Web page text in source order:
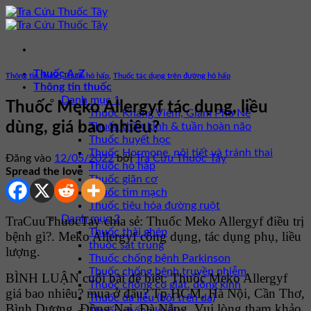
Bỏ
qua
dung
Thuốc A-Z
Thông tin thuốc
Danh mục 1
Thuốc Kháng Viêm, Giảm Phù Nề
Thuốc thần kinh & tuần hoàn não
Thuốc huyết học
Thuốc Hormone, nội tiết và tránh thai
Thuốc hô hấp
Thuốc giãn cơ
Thuốc tim mạch
Thuốc tiêu hóa đường ruột
Danh mục 2
Thuốc thải ghép
thuốc sát trùng
Thuốc chống bệnh Parkinson
Thuốc chống bệnh truyền nhiễm
Thuốc chống co giật, động kinh
Thuốc da liễu (bôi trên da)
Thông tin thuốc,Thuốc hô hấp Thuốc tác dụng trên đường hô hấp
Thuốc Meko Allergyf tác dụng, liều
dùng, giá bao nhiêu?
Đăng vào 12/05/2022 bởiTra Cứu Thuốc Tây
Spread the love
TraCuuThuocTay chia sẻ: Thuốc Meko Allergyf điều trị
bệnh gì?. Meko Allergyf công dụng, tác dụng phụ, liều
lượng.
BÌNH LUẬN cuối bài để biết: Thuốc Meko Allergyf
giá bao nhiêu? mua ở đâu? Tp HCM, Hà Nội, Cần Thơ,